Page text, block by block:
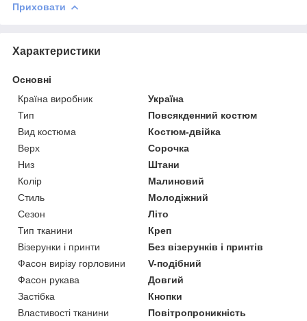
Приховати
Характеристики
Основні
Країна виробник
Україна
Тип
Повсякденний костюм
Вид костюма
Костюм-двійка
Верх
Сорочка
Низ
Штани
Колір
Малиновий
Стиль
Молодіжний
Сезон
Літо
Тип тканини
Креп
Візерунки і принти
Без візерунків і принтів
Фасон вирізу горловини
V-подібний
Фасон рукава
Довгий
Застібка
Кнопки
Властивості тканини
Повітропроникність